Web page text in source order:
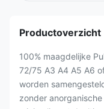
Productoverzicht
100% maagdelijke
72/75 A3 A4 A5 A6
worden
zonder